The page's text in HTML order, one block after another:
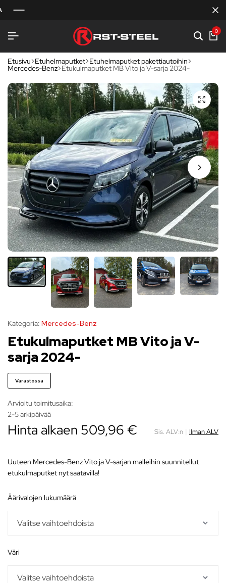
0
Etusivu Etuhelmaputket Etuhelmaputket pakettiautoihin
Mercedes-Benz Etukulmaputket MB Vito ja V-sarja 2024-
Kategoria: Mercedes-Benz
Etukulmaputket MB Vito ja V-
sarja 2024-
Varastossa
Arvioitu toimitusaika:
2-5 arkipäivää
Hinta alkaen 509,96 € Sis. ALV:n | Ilman ALV
Uuteen Mercedes-Benz Vito ja V-sarjan malleihin suunnitellut
etukulmaputket nyt saatavilla!
äärivalojen lukumäärä
väri